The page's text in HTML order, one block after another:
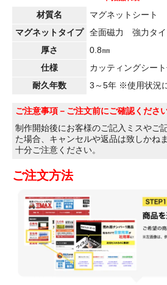
材質名
マグネットシート
マグネットタイプ
全面磁力 強力タ
厚さ
0.8㎜
仕様
カッティングシー
耐久年数
3～5年 ※使用状況
ご注意事項 －ご注文前にご確認くださ
制作開始後にお客様のご記入ミスやご
た場合、キャンセルや返品は致しかね
十分ご注意ください。
ご注文方法